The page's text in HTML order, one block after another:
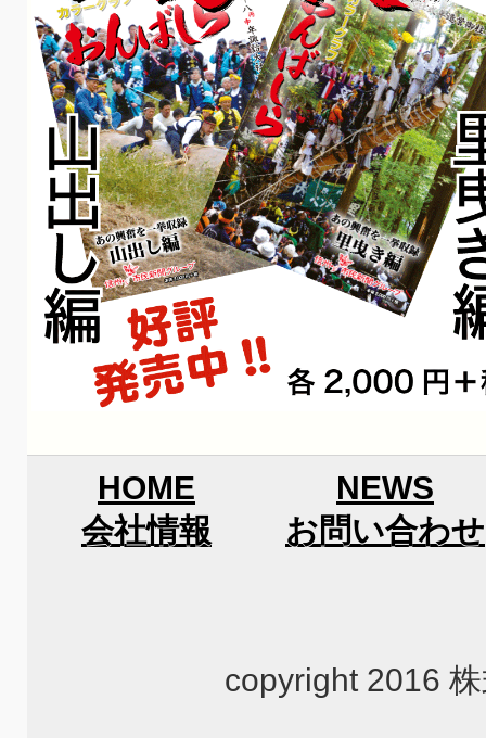
HOME
NEWS
会社情報
お問い合わせ
copyright 2016